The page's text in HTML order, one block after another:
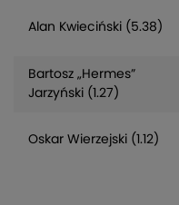
Alan Kwieciński (5.38)
Bartosz „Hermes”
Jarzyński (1.27)
Oskar Wierzejski (1.12)